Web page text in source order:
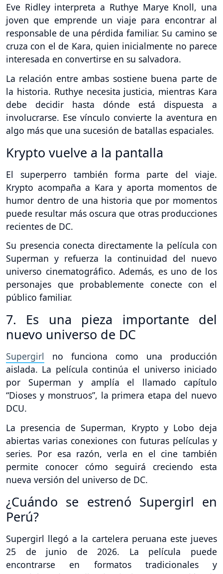
Eve Ridley interpreta a Ruthye Marye Knoll, una
joven que emprende un viaje para encontrar al
responsable de una pérdida familiar. Su camino se
cruza con el de Kara, quien inicialmente no parece
interesada en convertirse en su salvadora.
La relación entre ambas sostiene buena parte de
la historia. Ruthye necesita justicia, mientras Kara
debe decidir hasta dónde está dispuesta a
involucrarse. Ese vínculo convierte la aventura en
algo más que una sucesión de batallas espaciales.
Krypto vuelve a la pantalla
El superperro también forma parte del viaje.
Krypto acompaña a Kara y aporta momentos de
humor dentro de una historia que por momentos
puede resultar más oscura que otras producciones
recientes de DC.
Su presencia conecta directamente la película con
Superman y refuerza la continuidad del nuevo
universo cinematográfico. Además, es uno de los
personajes que probablemente conecte con el
público familiar.
7. Es una pieza importante del
nuevo universo de DC
Supergirl no funciona como una producción
aislada. La película continúa el universo iniciado
por Superman y amplía el llamado capítulo
“Dioses y monstruos”, la primera etapa del nuevo
DCU.
La presencia de Superman, Krypto y Lobo deja
abiertas varias conexiones con futuras películas y
series. Por esa razón, verla en el cine también
permite conocer cómo seguirá creciendo esta
nueva versión del universo de DC.
¿Cuándo se estrenó Supergirl en
Perú?
Supergirl llegó a la cartelera peruana este jueves
25 de junio de 2026. La película puede
encontrarse en formatos tradicionales y